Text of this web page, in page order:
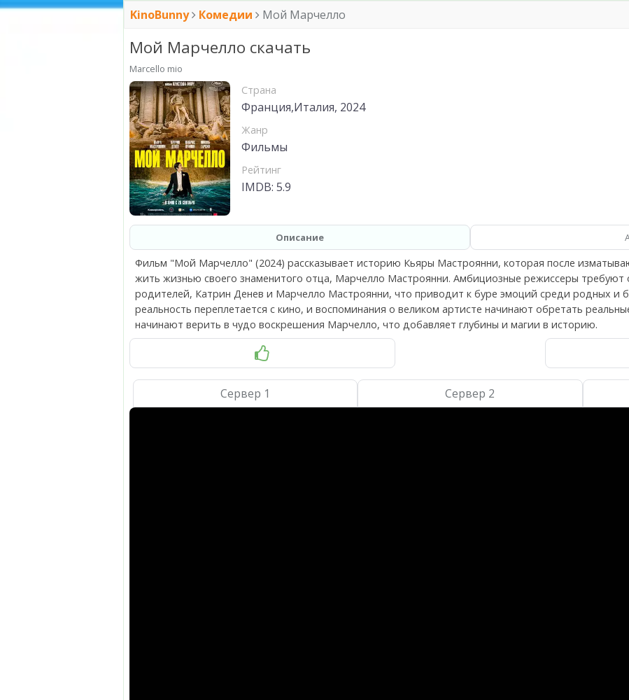
KinoBunny Комедии Мой Марчелло
Мой Марчелло скачать
Marcello mio
Страна
Франция,Италия, 2024
Жанр
Фильмы
Рейтинг
IMDB: 5.9
Описание
Фильм "Мой Марчелло" (2024) рассказывает историю Кьяры Мастроянни, которая после
жить жизнью своего знаменитого отца, Марчелло Мастроянни. Амбициозные режиссеры требуют
родителей, Катрин Денев и Марчелло Мастроянни, что приводит к буре эмоций среди родных и
реальность переплетается с кино, и воспоминания о великом артисте начинают обретать
начинают верить в чудо воскрешения Марчелло, что добавляет глубины и магии в историю.
Сервер 1 Сервер 2